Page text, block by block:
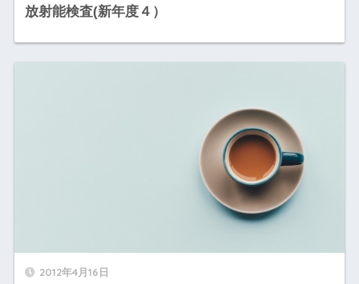
放射能検査(新年度４）
2012年4月16日